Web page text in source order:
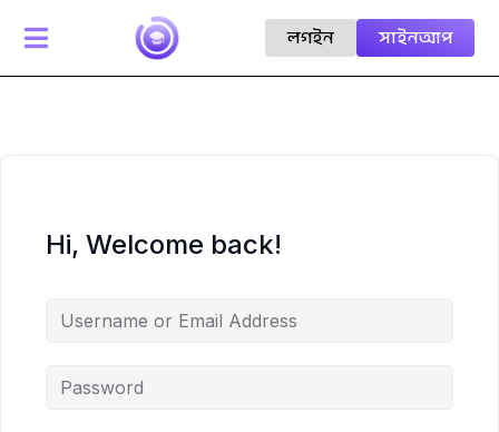
 সাইনআপ
লগইন
Hi, Welcome back!